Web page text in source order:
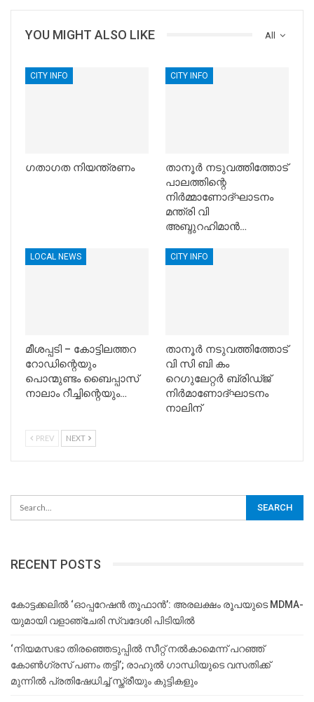
All
YOU MIGHT ALSO LIKE
CITY INFO
ഗതാഗത നിയന്ത്രണം
CITY INFO
താനൂര്‍ നടുവത്തിത്തോട്
പാലത്തിന്റെ
നിര്‍മ്മാണോദ്ഘാടനം
മന്ത്രി വി
അബ്ദുറഹിമാന്‍…
LOCAL NEWS
മീശപ്പടി – കോട്ടിലത്തറ
റോഡിന്റെയും
പൊന്മുണ്ടം ബൈപ്പാസ്
നാലാം റീച്ചിന്റെയും…
CITY INFO
താനൂര്‍ നടുവത്തിത്തോട്
വി സി ബി കം
റെഗുലേറ്റര്‍ ബ്രിഡ്ജ്
നിര്‍മാണോദ്ഘാടനം
നാലിന്
PREV NEXT
RECENT POSTS
കോട്ടക്കലിൽ ‘ഓപ്പറേഷൻ തൂഫാൻ’: അരലക്ഷം രൂപയുടെ MDMA-
യുമായി വളാഞ്ചേരി സ്വദേശി പിടിയിൽ
‘നിയമസഭാ തിരഞ്ഞെടുപ്പിൽ സീറ്റ് നൽകാമെന്ന് പറഞ്ഞ്
കോൺഗ്രസ് പണം തട്ടി’; രാഹുൽ ഗാന്ധിയുടെ വസതിക്ക്
മുന്നിൽ പ്രതിഷേധിച്ച് സ്ത്രീയും കുട്ടികളും